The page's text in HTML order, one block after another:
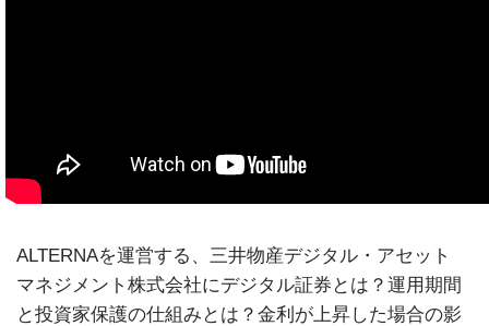
ALTERNAを運営する、三井物産デジタル・アセット
マネジメント株式会社にデジタル証券とは？運用期間
と投資家保護の仕組みとは？金利が上昇した場合の影